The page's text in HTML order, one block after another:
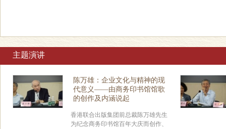
主题演讲
陈万雄：企业文化与精神的现
代意义——由商务印书馆馆歌
的创作及内涵说起
香港联合出版集团前总裁陈万雄先生
为纪念商务印书馆百年大庆而创作、